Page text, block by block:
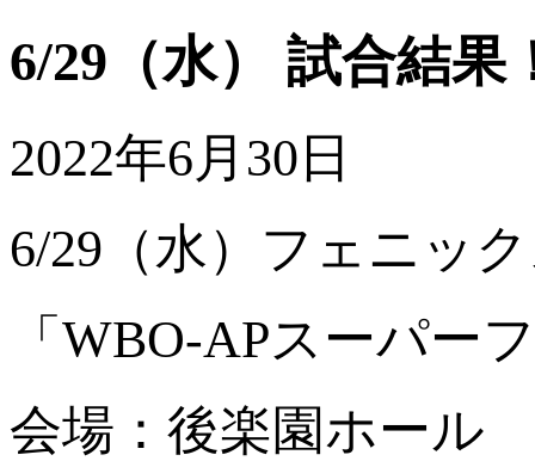
6/29（水） 試合結果
2022年6月30日
6/29（水）フェニッ
「WBO-APスーパー
会場：後楽園ホール